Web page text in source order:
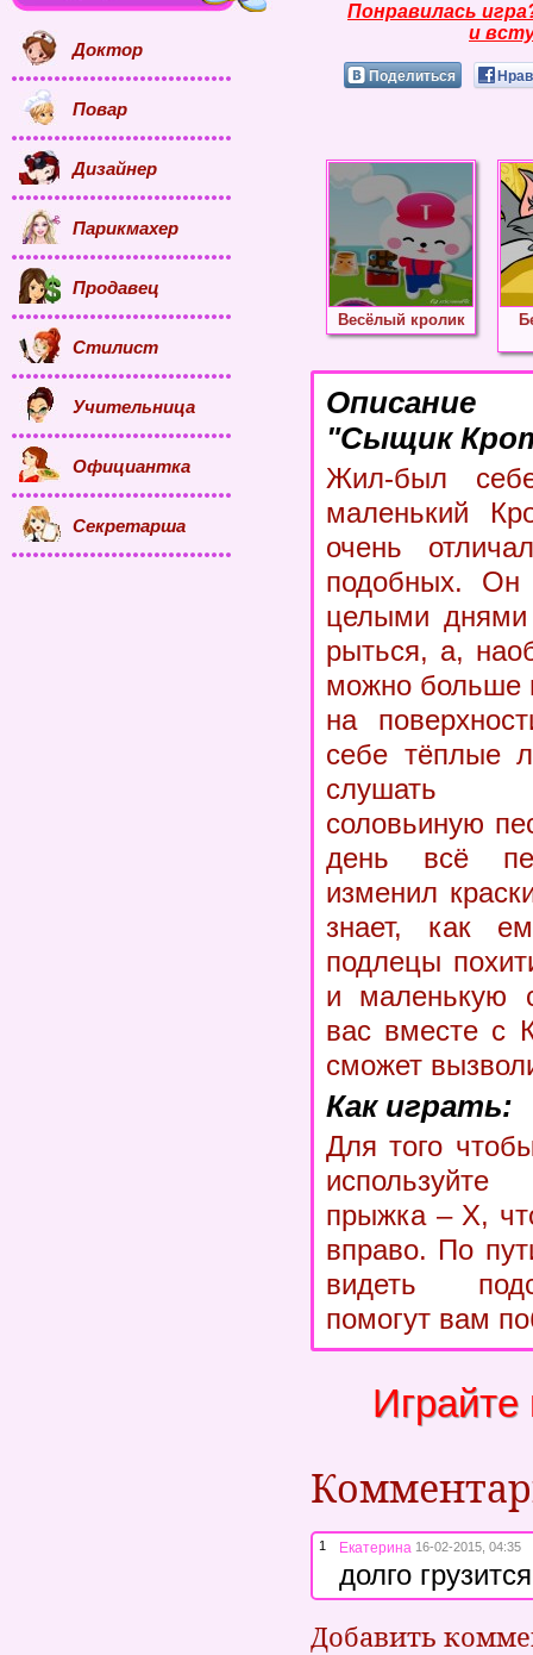
Понравилась
и
Поделиться
Весёлый кролик
"Сыщик
Жил-был
маленький
очень
подобных.
целыми
рыться, а,
можно больше
на
себе тёплые
слушать
соловьиную
день всё
изменил
знает, как
подлецы
и маленькую
вас вместе с
сможет
Как играть:
Для того
прыжка – Х,
вправо. По
видеть
помогут вам
1 Екатерина 16-02-2015, 04:35
долго
Добавить
Доктор
Повар
Дизайнер
Парикмахер
Продавец
Стилист
Учительница
Официантка
Секретарша